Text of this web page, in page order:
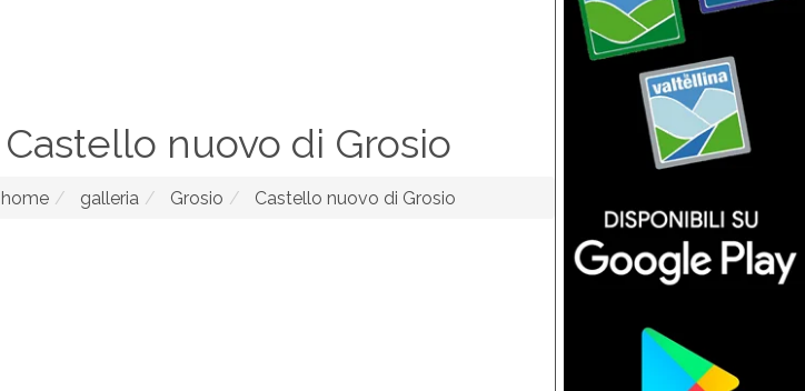
Castello nuovo di Grosio
home galleria Grosio Castello nuovo di Grosio